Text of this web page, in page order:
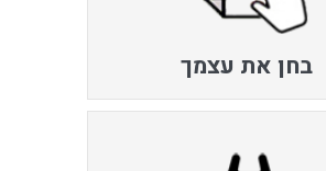
בחן את עצמך